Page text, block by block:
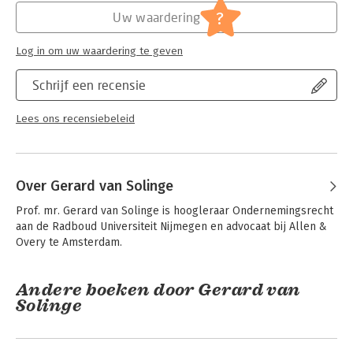
Algemene beginselen van behoorlijk
ondernemingsbestuur[corporate
Serie:
Serie vanwege het Van der Heijden
Schrijf een recensie
Lees ons recensiebeleid
Uw waardering ?
Log in om uw waardering te geven
Over Gerard van Solinge
Prof. mr. Gerard van Solinge is hoogleraar Ondernemingsrecht
aan de Radboud Universiteit Nijmegen en advocaat bij Allen &
Overy te Amsterdam.
Andere boeken door Gerard van
Solinge